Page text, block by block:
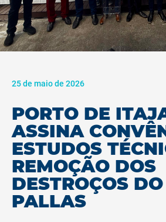
25 de maio de 2026
PORTO DE
ASSINA
ESTUDOS
REMOÇÃO DOS
DESTROÇOS
PALLAS